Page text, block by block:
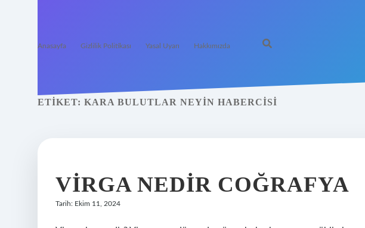
Anasayfa Gizlilik Politikası Yasal Uyarı Hakkımızda
ETIKET: KARA BULUTLAR NEYIN HABERCISI
VIRGA NEDIR COĞRAFYA
Tarih: Ekim 11, 2024